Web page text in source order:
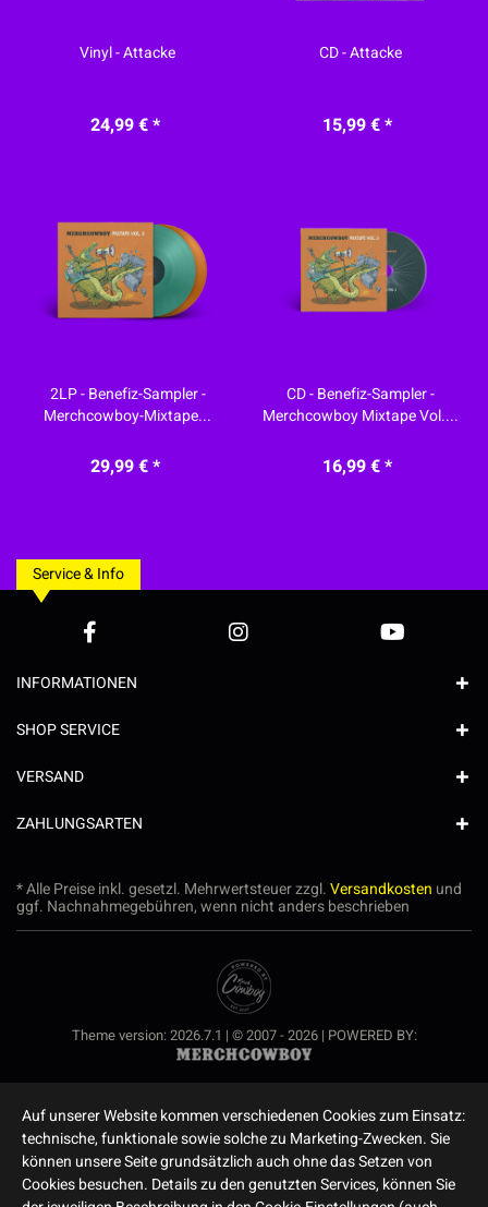
Vinyl - Attacke
24,99 € *
CD - Attacke
15,99 € *
2LP - Benefiz-Sampler -
Merchcowboy-Mixtape...
29,99 € *
CD - Benefiz-Sampler -
Merchcowboy Mixtape Vol....
16,99 € *
Service & Info
INFORMATIONEN
SHOP SERVICE
VERSAND
ZAHLUNGSARTEN
* Alle Preise inkl. gesetzl. Mehrwertsteuer zzgl.Versandkosten und
ggf. Nachnahmegebühren, wenn nicht anders beschrieben
Theme version: 2026.7.1 | © 2007 - 2026 | POWERED BY:
Auf unserer Website kommen verschiedenen Cookies zum Einsatz:
technische, funktionale sowie solche zu Marketing-Zwecken. Sie
können unsere Seite grundsätzlich auch ohne das Setzen von
Cookies besuchen. Details zu den genutzten Services, können Sie